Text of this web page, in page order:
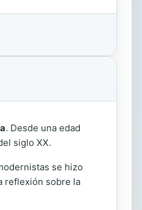
. Desde una edad
siglo XX.
se hizo
reflexión sobre la